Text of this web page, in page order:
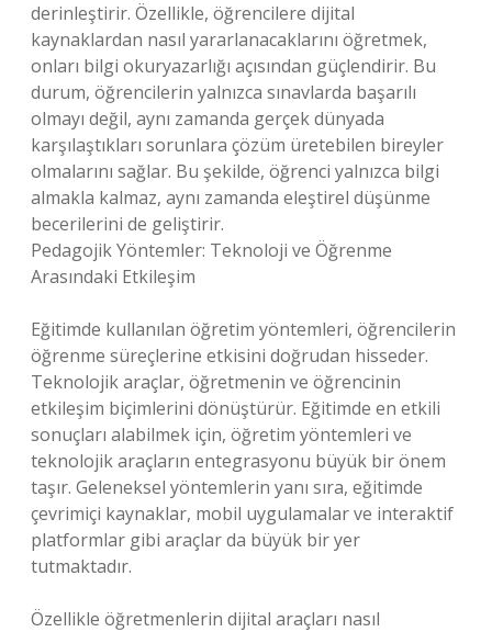
derinleştirir. Özellikle, öğrencilere dijital
kaynaklardan nasıl yararlanacaklarını öğretmek,
onları bilgi okuryazarlığı açısından güçlendirir. Bu
durum, öğrencilerin yalnızca sınavlarda başarılı
olmayı değil, aynı zamanda gerçek dünyada
karşılaştıkları sorunlara çözüm üretebilen bireyler
olmalarını sağlar. Bu şekilde, öğrenci yalnızca bilgi
almakla kalmaz, aynı zamanda eleştirel düşünme
becerilerini de geliştirir.
Pedagojik Yöntemler: Teknoloji ve Öğrenme
Arasındaki Etkileşim
Eğitimde kullanılan öğretim yöntemleri, öğrencilerin
öğrenme süreçlerine etkisini doğrudan hisseder.
Teknolojik araçlar, öğretmenin ve öğrencinin
etkileşim biçimlerini dönüştürür. Eğitimde en etkili
sonuçları alabilmek için, öğretim yöntemleri ve
teknolojik araçların entegrasyonu büyük bir önem
taşır. Geleneksel yöntemlerin yanı sıra, eğitimde
çevrimiçi kaynaklar, mobil uygulamalar ve interaktif
platformlar gibi araçlar da büyük bir yer
tutmaktadır.
Özellikle öğretmenlerin dijital araçları nasıl